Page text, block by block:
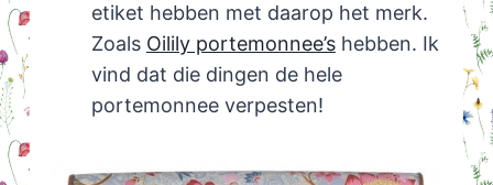
etiket hebben met daarop het merk.
Zoals Oilily portemonnee’shebben. Ik
vind dat die dingen de hele
portemonnee verpesten!